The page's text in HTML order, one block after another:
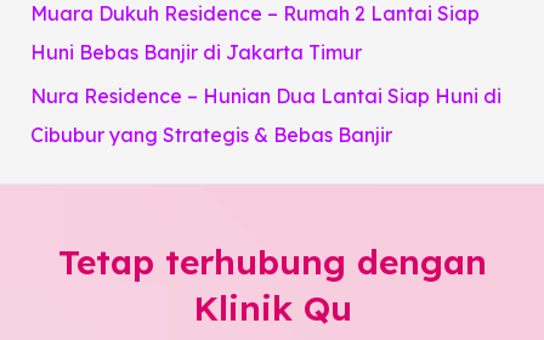
Muara Dukuh Residence – Rumah 2 Lantai Siap
Huni Bebas Banjir di Jakarta Timur
Nura Residence – Hunian Dua Lantai Siap Huni di
Cibubur yang Strategis & Bebas Banjir
Tetap terhubung dengan
Klinik Qu